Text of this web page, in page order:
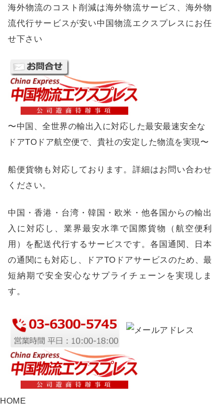
海外物流のコスト削減は海外物流サービス、海外物
流代行サービスが安い中国物流エクスプレスにお任
せ下さい
〜中国、全世界の輸出入に対応した最安最速安全な
ドアTOドア航空便で、貴社の安定した物流を実現〜
船便貨物も対応しております。詳細はお問い合わせ
ください。
中国・香港・台湾・韓国・欧米・他各国からの輸出
入に対応し、業界最安水準で国際貨物（航空便利
用）を配送代行するサービスです。各国通関、日本
の通関にも対応し、ドアTOドアサービスのため、最
短納期で安全安心なサプライチェーンを実現しま
す。
HOME